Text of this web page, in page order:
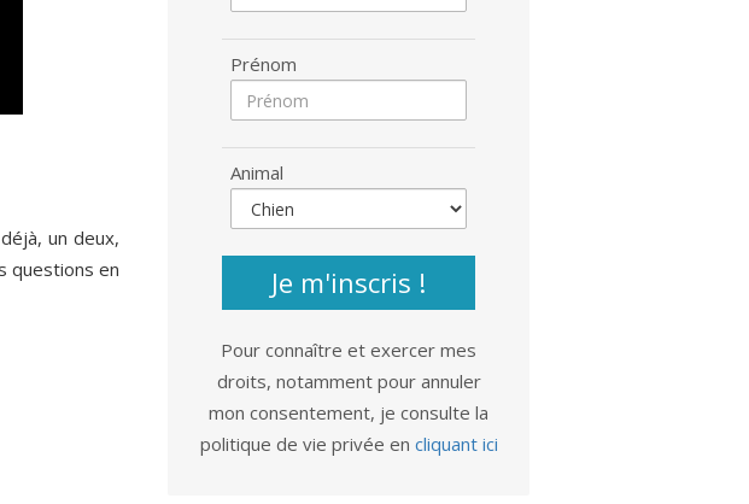
un deux,
questions en
Prénom
Animal
Je m'inscris !
Pour connaître et exercer mes
droits, notamment pour annuler
mon consentement, je consulte la
politique de vie privée en cliquant ici